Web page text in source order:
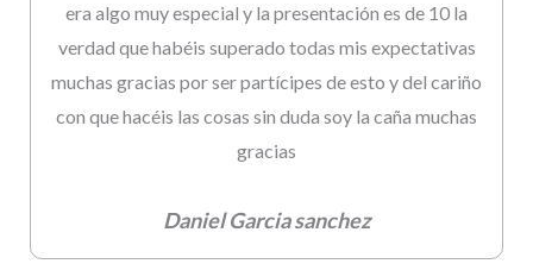
era algo muy especial y la presentación es de 10 la
verdad que habéis superado todas mis expectativas
muchas gracias por ser partícipes de esto y del cariño
con que hacéis las cosas sin duda soy la caña muchas
gracias
Daniel Garcia sanchez